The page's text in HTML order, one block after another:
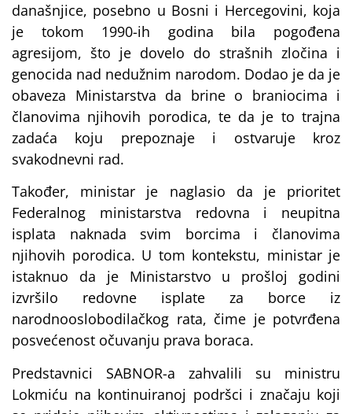
današnjice, posebno u Bosni i Hercegovini, koja
je tokom 1990-ih godina bila pogođena
agresijom, što je dovelo do strašnih zločina i
genocida nad nedužnim narodom. Dodao je da je
obaveza Ministarstva da brine o braniocima i
članovima njihovih porodica, te da je to trajna
zadaća koju prepoznaje i ostvaruje kroz
svakodnevni rad.
Također, ministar je naglasio da je prioritet
Federalnog ministarstva redovna i neupitna
isplata naknada svim borcima i članovima
njihovih porodica. U tom kontekstu, ministar je
istaknuo da je Ministarstvo u prošloj godini
izvršilo redovne isplate za borce iz
narodnooslobodilačkog rata, čime je potvrđena
posvećenost očuvanju prava boraca.
Predstavnici SABNOR-a zahvalili su ministru
Lokmiću na kontinuiranoj podršci i značaju koji